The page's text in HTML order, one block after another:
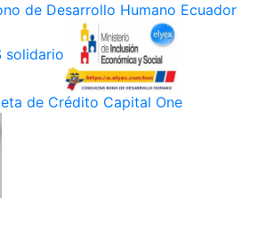
de Desarrollo Humano Ecuador
solidario
de Crédito Capital One